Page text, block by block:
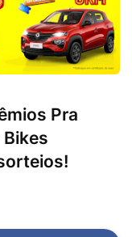
Pra